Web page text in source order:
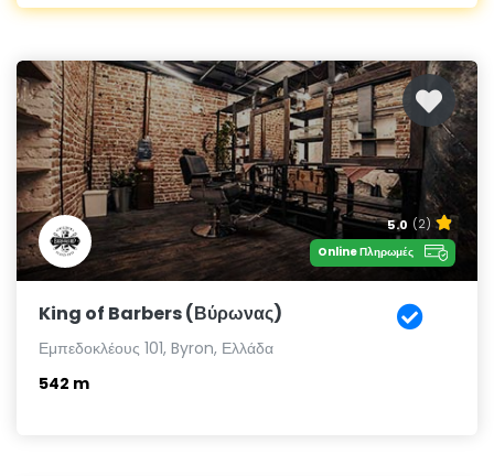
5.0 (2)
Online Πληρωμές
King of Barbers (Βύρωνας)
Εμπεδοκλέους 101, Byron, Ελλάδα
542 m